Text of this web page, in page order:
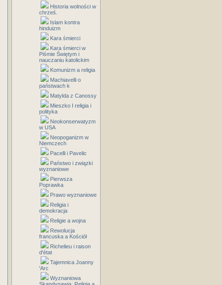
Historia wolności w
chrześ.
Islam kontra
hinduizm
Kara śmierci
Kara śmierci w
Piśmie Świętym i
nauczaniu katolickim
Komunizm a religia
Machiavelli o
państwach k
Matylda z Canossy
Mieszko I religia i
polityka
Neokonserwatyzm
w USA
Neopoganizm w
Niemczech
Pacelli i Pavelic
Państwo i związki
wyznaniowe
Pierwsza
Poprawka
Prawo wyznaniowe
Religia i
demokracja
Religie a wojna
Rewolucja
francuska a Kościół
Richelieu i raison
d'état
Tajemnica Joanny
'Arc
Wyznaniowa